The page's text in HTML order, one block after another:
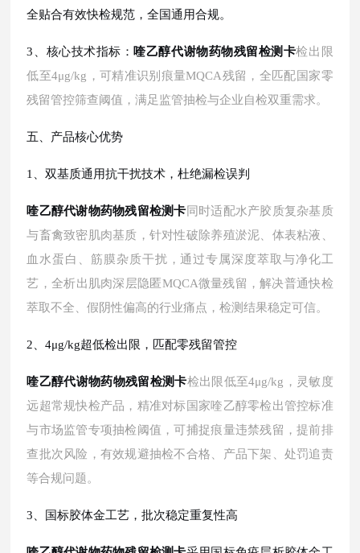
全贴合有效快检规范，全国通用合规。
3、核心技术指标： 喹乙醇代谢物药物残留检测卡检出限
低至4μg/kg，可精准识别痕量MQCA残留，全匹配国家零
残留管控筛查阈值，满足监管抽检与企业自检双重需求。
五、产品核心优势
1、双基质通用抗干扰技术，杜绝漏检误判
喹乙醇代谢物药物残留检测卡 同时适配水产胶质复杂基质
与畜禽致密肌肉基质，针对性破除养殖淤泥、体表粘液、
血水蛋白、筋膜杂质干扰，通过专属深度萃取与净化工
艺，全析出肌肉深层隐匿MQCA微量残留，解决普通快检
萃取不全、假阴性偏高的行业痛点，检测结果稳定可信。
2、4μg/kg超低检出限，匹配零残留管控
喹乙醇代谢物药物残留检测卡检出限低至4μg/kg，灵敏度
远超常规快检产品，精准对标国家喹乙醇零检出管控标准
与市场监管专项抽检阈值，可捕捉痕量违禁残留，提前排
查批次风险，有效规避抽检不合格、产品下架、处罚追责
等合规问题。
3、国标胶体金工艺，批次稳定重复性高